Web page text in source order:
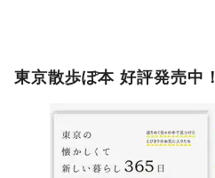
東京散歩ぽ本 好評発売中！